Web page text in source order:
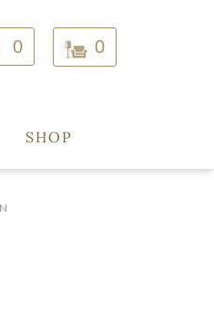
0
0
SHOP